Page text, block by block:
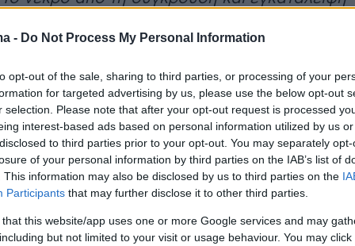
- Do Not Process My Personal Information
opt-out of the sale, sharing to third parties, or processing of your
for targeted advertising by us, please use the below opt-out
selection. Please note that after your opt-out request is processed
interest-based ads based on personal information utilized by us
to third parties prior to your opt-out. You may separately
of your personal information by third parties on the IAB’s list of
This information may also be disclosed by us to third parties on the
Participants that may further disclose it to other third parties.
that this website/app uses one or more Google services and may
but not limited to your visit or usage behaviour. You may
αναγνωρισε νεκρο, το σωμα που δεν
το φυλο. Ολα εγιναν για να αναγνωριστει
οταν το σωμα παρεδωσε... RIP Δημητρακη».